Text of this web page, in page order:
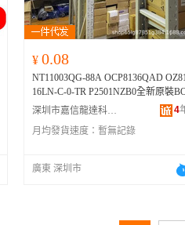
¥ 0.08
NT11003QG-88A OCP8136QAD
16LN-C-0-TR P2501NZB0全新原裝
深圳市嘉信龍達科技有限公司
4
月均發貨速度： 暫無記錄
廣東 深圳市